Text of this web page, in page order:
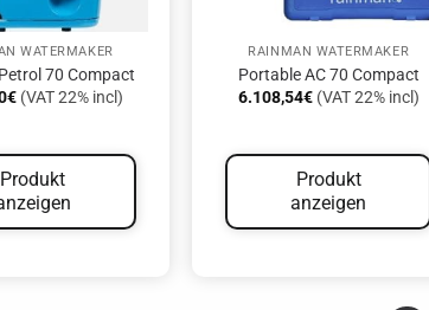
WATERMAKER
70 Compact
€ (VAT 22% incl)
Produkt
RAINMAN WATERMAKER
Portable AC 70 Compact
6.108,54€(VAT 22% incl)
Produkt
anzeigen